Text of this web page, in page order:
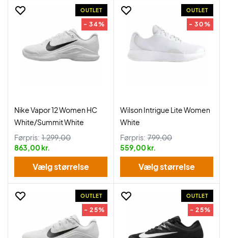
OUTLET
- 34%
Nike Vapor 12 Women HC
White/Summit White
Førpris: 1.299,00
863,00 kr.
Vælg størrelse
OUTLET
- 30%
Wilson Intrigue Lite Women
White
Førpris: 799,00
559,00 kr.
Vælg størrelse
OUTLET
- 25%
OUTLET
- 25%